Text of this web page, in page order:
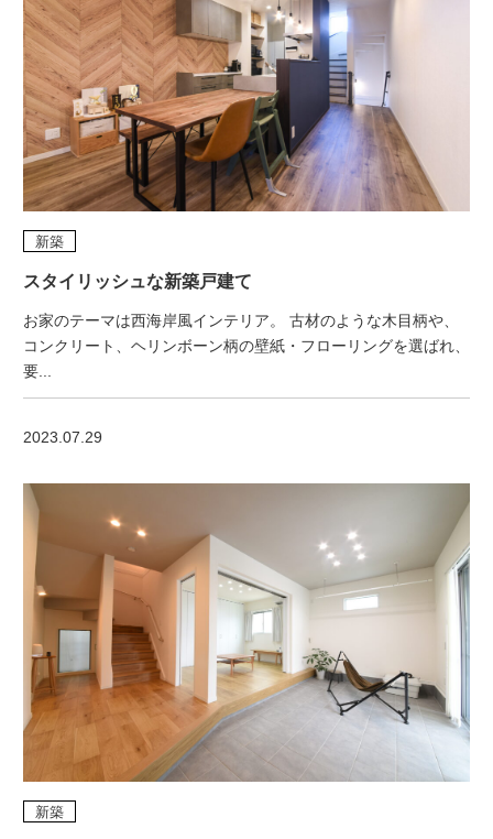
スタイリッシュな新築戸建て
お家のテーマは西海岸風インテリア。 古材のような木目柄や、
コンクリート、ヘリンボーン柄の壁紙・フローリングを選ばれ、
要...
新築
2023.07.29
新築